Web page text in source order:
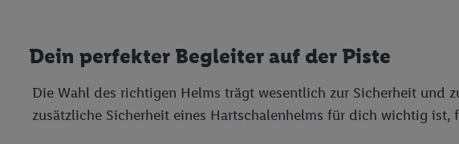
Dein perfekter Begleiter auf der Piste
Die Wahl des richtigen Helms trägt wesentlich zur Sicherheit
zusätzliche Sicherheit eines Hartschalenhelms für dich wichtig